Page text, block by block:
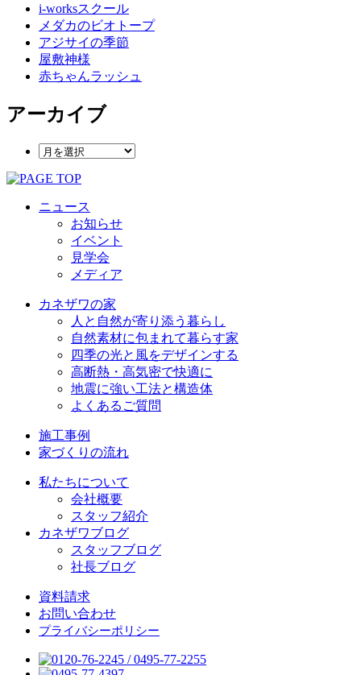
i-worksスクール
メダカのビオトープ
アジサイの季節
屋敷神様
赤ちゃんラッシュ
アーカイブ
ニュース
お知らせ
イベント
見学会
メディア
カネザワの家
人と自然が寄り添う暮らし
自然素材に包まれて暮らす家
四季の光と風をデザインする
高断熱・高気密で快適に
地震に強い工法と構造体
よくあるご質問
施工事例
家づくりの流れ
私たちについて
会社概要
スタッフ紹介
カネザワブログ
スタッフブログ
社長ブログ
資料請求
お問い合わせ
プライバシーポリシー